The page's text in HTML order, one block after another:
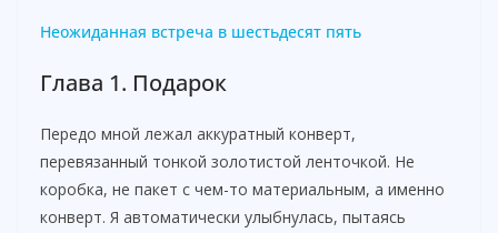
o
Неожиданная встреча в шестьдесят пять
Глава 1. Подарок
Передо мной лежал аккуратный конверт,
перевязанный тонкой золотистой ленточкой. Не
коробка, не пакет с чем-то материальным, а именно
конверт. Я автоматически улыбнулась, пытаясь